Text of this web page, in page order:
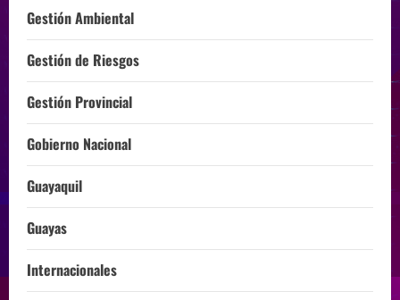
Gestión Ambiental
Gestión de Riesgos
Gestión Provincial
Gobierno Nacional
Guayaquil
Guayas
Internacionales